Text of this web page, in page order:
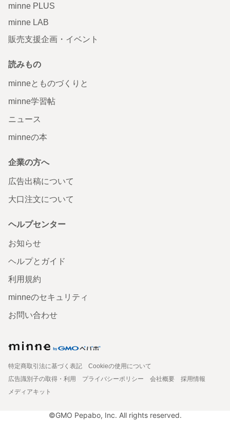
minne PLUS
minne LAB
販売支援企画・イベント
読みもの
minneとものづくりと
minne学習帖
ニュース
minneの本
企業の方へ
広告出稿について
大口注文について
ヘルプセンター
お知らせ
ヘルプとガイド
利用規約
minneのセキュリティ
お問い合わせ
特定商取引法に基づく表記
Cookieの使用について
広告識別子の取得・利用
プライバシーポリシー 会社概要
採用情報
メディアキット
©GMO Pepabo, Inc. All rights reserved.